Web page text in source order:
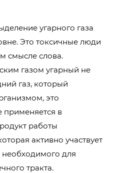
угарного газа
Это токсичные люди
смысле слова.
газом угарный не
газ, который
это
применяется в
работы
активно участвует
необходимого для
тракта.